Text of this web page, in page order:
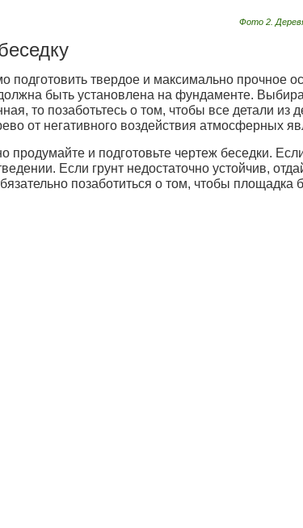
Фото 2.
подготовить твердое и максимально прочное
быть установлена на фундаменте.
то позаботьтесь о том, чтобы все детали
от негативного воздействия атмосферных
продумайте и подготовьте чертеж беседки.
Если грунт недостаточно устойчив,
позаботиться о том, чтобы площадка